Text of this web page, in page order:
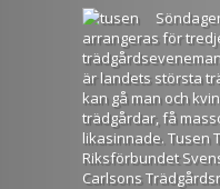
arrangeras för
är landets största
kan gå man och
trädgårdar, få
likasinnade. Tusen
Riksförbundet
Carlsons